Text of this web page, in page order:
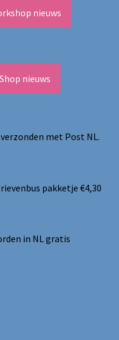
nieuws
nieuws
met Post NL.
pakketje €4,30
in NL gratis